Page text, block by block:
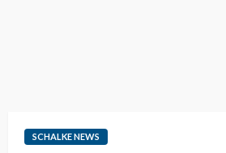
SCHALKE NEWS